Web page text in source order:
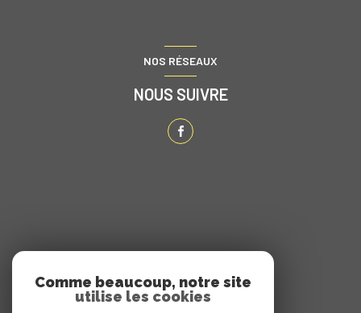
NOS RÉSEAUX
NOUS SUIVRE
NOUS ADHÉRONS
Comme beaucoup, notre site
utilise les cookies